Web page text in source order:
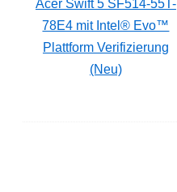
Acer Swift 5 SF514-55T-
78E4 mit Intel® Evo™
Plattform Verifizierung
(Neu)